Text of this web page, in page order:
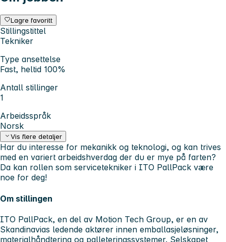
Lagre favoritt
Stillingstittel
Tekniker
Type ansettelse
Fast, heltid 100%
Antall stillinger
1
Arbeidsspråk
Norsk
Vis flere detaljer
Har du interesse for mekanikk og teknologi, og kan trives
med en variert arbeidshverdag der du er mye på farten?
Da kan rollen som servicetekniker i ITO PallPack være
noe for deg!
Om stillingen
ITO PallPack, en del av Motion Tech Group, er en av
Skandinavias ledende aktører innen emballasjeløsninger,
materialhåndtering og palleteringssystemer. Selskapet